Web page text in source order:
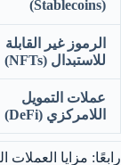
(Stablecoins)
الرموز غير القابلة
للاستبدال (NFTs)
عملات التمويل
اللامركزي (DeFi)
رابعًا: مزايا العملات